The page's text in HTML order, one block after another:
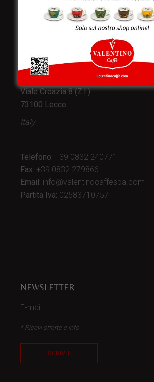
e produzione:
Viale Croazia 8 (Z.I.)
73100 Lecce
Italy
Telefono: +39 0832 240771
Fax: +39 0832 279866
Email: info@valentinocaffespa.com
Partita Iva: 02583710757
NEWSLETTER
* Ricevi offerte e info
ISCRIVITI